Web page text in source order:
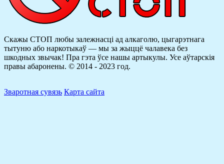
Скажы СТОП любы залежнасці ад алкаголю, цыгарэтнага
тытуню або наркотыкаў — мы за жыццё чалавека без
шкодных звычак! Пра гэта ўсе нашы артыкулы. Усе аўтарскія
правы абаронены. © 2014 - 2023 год.
Зваротная сувязь Карта сайта